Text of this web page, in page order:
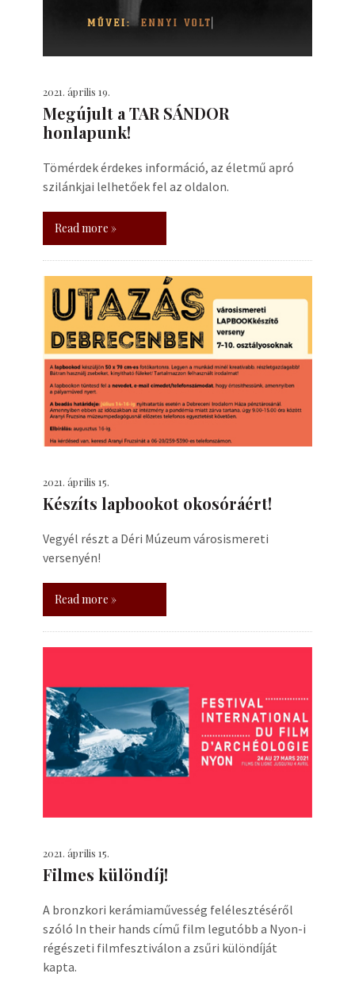
2021. április 19.
Megújult a TAR SÁNDOR
honlapunk!
Tömérdek érdekes információ, az életmű apró
szilánkjai lelhetőek fel az oldalon.
Read more »
2021. április 15.
Készíts lapbookot okosóráért!
Vegyél részt a Déri Múzeum városismereti
versenyén!
Read more »
2021. április 15.
Filmes különdíj!
A bronzkori kerámiaművesség felélesztéséről
szóló In their hands című film legutóbb a Nyon-i
régészeti filmfesztiválon a zsűri különdíját
kapta.